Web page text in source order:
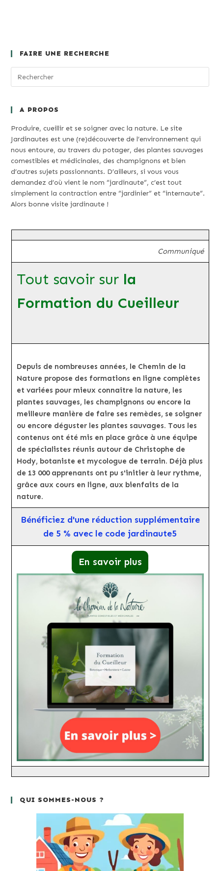
FAIRE UNE RECHERCHE
A PROPOS
Produire, cueillir et se soigner avec la nature. Le site
Jardinautes est une (re)découverte de l’environnement qui
nous entoure, au travers du potager, des plantes sauvages
comestibles et médicinales, des champignons et bien
d’autres sujets passionnants. D’ailleurs, si vous vous
demandez d’où vient le nom “jardinaute”, c’est tout
simplement la contraction entre “jardinier” et “internaute”.
Alors bonne visite jardinaute !
Communiqué
Tout savoir sur la
Formation du Cueilleur
Depuis de nombreuses années, le Chemin de la
Nature propose des formations en ligne complètes
et variées pour mieux connaître la nature, les
plantes sauvages, les champignons ou encore la
meilleure manière de faire ses remèdes, se soigner
ou encore déguster les plantes sauvages. Tous les
contenus ont été mis en place grâce à une équipe
de spécialistes réunis autour de Christophe de
Hody, botaniste et mycologue de terrain. Déjà plus
de 13 000 apprenants ont pu s'initier à leur rythme,
grâce aux cours en ligne, aux bienfaits de la
nature.
Bénéficiez d'une réduction supplémentaire
de 5 % avec le code jardinaute5
En savoir plus
QUI SOMMES-NOUS ?